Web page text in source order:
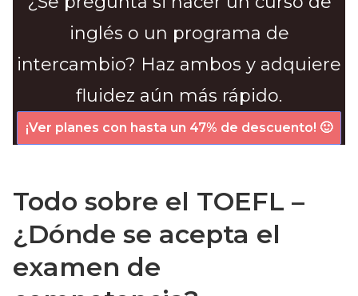
inglés o un programa de
intercambio? Haz ambos y adquiere
fluidez aún más rápido.
¡Ver planes con hasta un 47% de descuento! 🙂
Todo sobre el TOEFL –
¿Dónde se acepta el
examen de